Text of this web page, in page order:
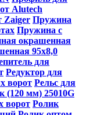
Alutech
Zaiger Пружина
Пружина с
окрашенная
95х8,0
для
Редуктор для
ворот Рельс для
(120 мм) 25010G
ворот Ролик